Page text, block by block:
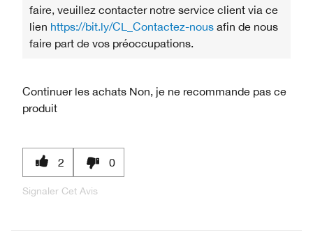
faire, veuillez contacter notre service client via ce
lien https://bit.ly/CL_Contactez-nous afin de nous
faire part de vos préoccupations.
Continuer les achats Non, je ne recommande pas ce
produit
2 0
Signaler Cet Avis